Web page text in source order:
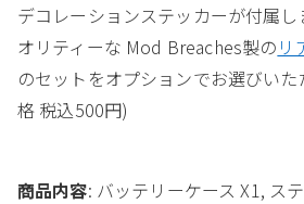
デコレーションステッカーが付属
オリティーな Mod Breaches製の リ
のセットをオプションでお選びい
格 税込500円)
商品内容: バッテリーケース X1, ス